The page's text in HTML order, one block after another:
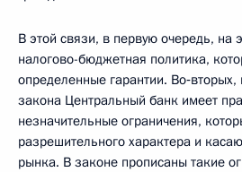
В этой связи, в первую очередь, на
налогово-бюджетная политика,
определенные гарантии.
закона Центральный банк имеет
незначительные ограничения,
разрешительного характера и
рынка. В законе прописаны такие